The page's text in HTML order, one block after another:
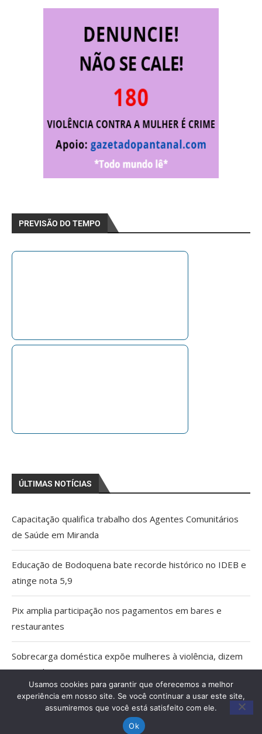
PREVISÃO DO TEMPO
ÚLTIMAS NOTÍCIAS
Capacitação qualifica trabalho dos Agentes Comunitários
de Saúde em Miranda
Educação de Bodoquena bate recorde histórico no IDEB e
atinge nota 5,9
Pix amplia participação nos pagamentos em bares e
restaurantes
Sobrecarga doméstica expõe mulheres à violência, dizem
especialistas
MPMS cria unidade para atuar em crimes ambientais e
conflitos fundiários no Pantanal
Usamos cookies para garantir que oferecemos a melhor
experiência em nosso site. Se você continuar a usar este site,
assumiremos que você está satisfeito com ele.
Ok